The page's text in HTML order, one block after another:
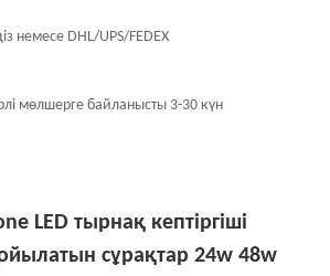
немесе DHL/UPS/FEDEX
мөлшерге байланысты 3-30 күн
LED тырнақ кептіргіші
сұрақтар 24w 48w